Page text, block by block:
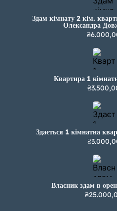
Здам кімнату 2 кім.
Олександра
Квартира 1
Здається 1 кімнатна
Власник здам в